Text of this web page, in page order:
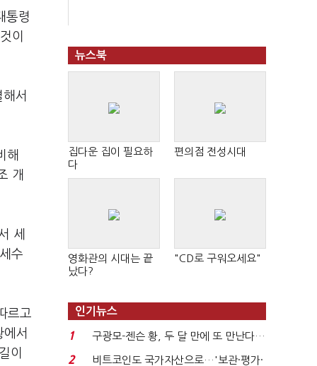
통령
이
서
해
개
세
수
르고
서
이
뉴스북
집다운 집이 필요하
다
편의점 전성시대
영화관의 시대는 끝
났다?
"CD로 구워오세요"
인기뉴스
1
구광모-젠슨 황, 두 달 만에 또 만난다…
로봇·AI 등 논...
2
비트코인도 국가자산으로…'보관·평가·